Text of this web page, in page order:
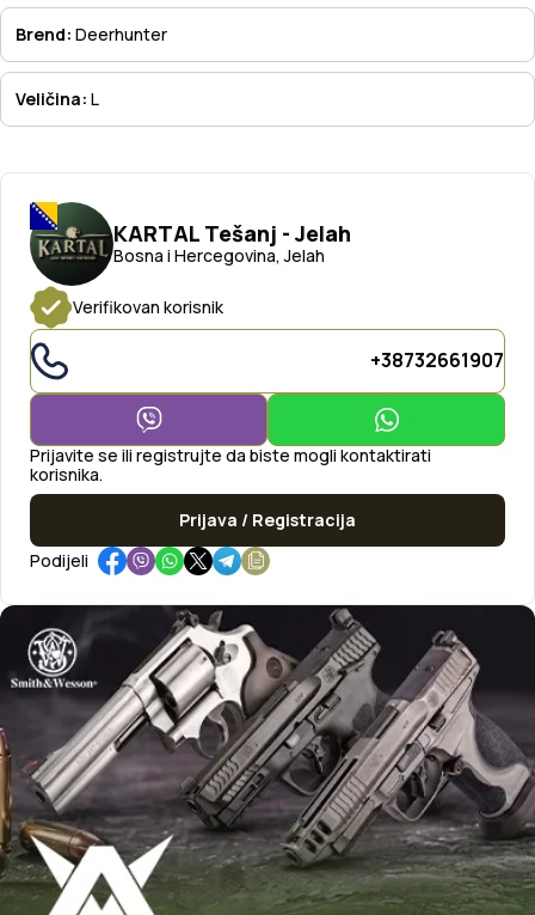
KARTAL Tešanj - Jelah
Bosna i Hercegovina, Jelah
Verifikovan korisnik
+38732661907
Prijavite se ili registrujte da biste mogli kontaktirati
korisnika.
Prijava / Registracija
Podijeli
Brend: Deerhunter
Veličina: L